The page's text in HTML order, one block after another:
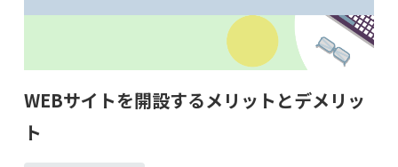
WEBサイトを開設するメリットとデメリッ
ト